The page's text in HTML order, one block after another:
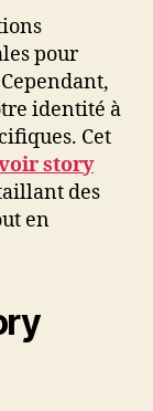
pour
identité à
Cet
story
des
en